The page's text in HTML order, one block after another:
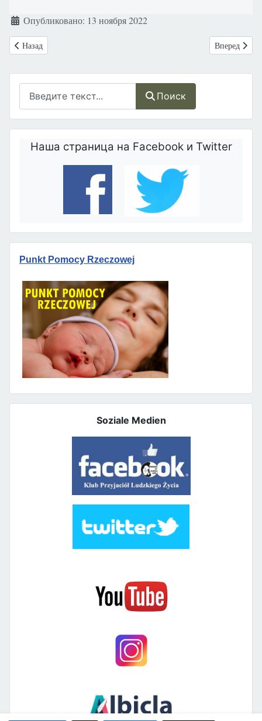
Поиск
Наша страница на Facebook и Twitter
Punkt Pomocy Rzeczowej
Soziale Medien
Информация о материале
Опубликовано: 13 ноября 2022
Предыдущий: Научные факты о детях, выросших в семьях педерастов
Назад Следующий:
Вперед